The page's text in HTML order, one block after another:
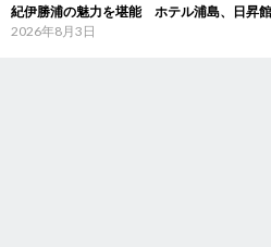
紀伊勝浦の魅力を堪能 ホテル浦島、日昇
2026年8月3日